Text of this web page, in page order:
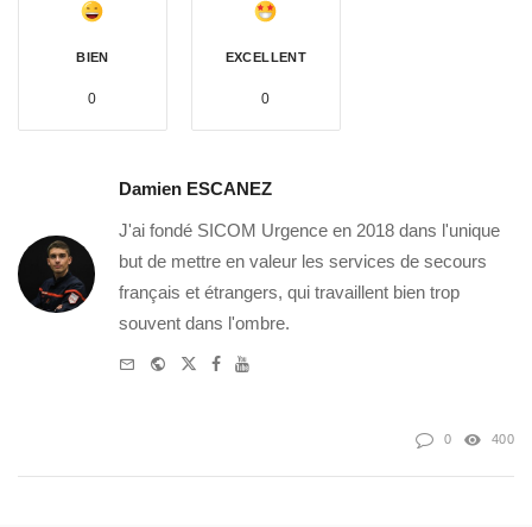
BIEN
0
EXCELLENT
0
Damien ESCANEZ
J'ai fondé SICOM Urgence en 2018 dans l'unique
but de mettre en valeur les services de secours
français et étrangers, qui travaillent bien trop
souvent dans l'ombre.
WebsiteTwitter
Facebook
Youtube
0 400